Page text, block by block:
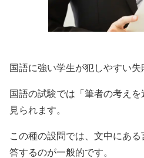
国語に強い学生が犯しやすい失
国語の試験では「筆者の考えを
見られます。
この種の設問では、文中にあ
答するのが一般的です。